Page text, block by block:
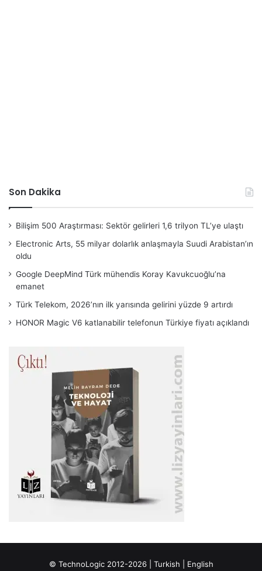
Son Dakika
Bilişim 500 Araştırması: Sektör gelirleri 1,6 trilyon TL’ye ulaştı
Electronic Arts, 55 milyar dolarlık anlaşmayla Suudi Arabistan’ın
oldu
Google DeepMind Türk mühendis Koray Kavukcuoğlu’na
emanet
Türk Telekom, 2026’nın ilk yarısında gelirini yüzde 9 artırdı
HONOR Magic V6 katlanabilir telefonun Türkiye fiyatı açıklandı
© TechnoLogic 2012-2026 | Turkish English